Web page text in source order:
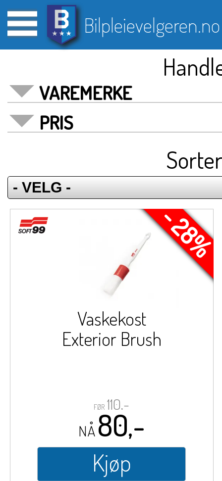
Bilpleievelgeren.no
VAREMERKE
PRIS
- 28%
Vaskekost
Exterior Brush
FØR 110,-
NÅ80,-
Kjøp